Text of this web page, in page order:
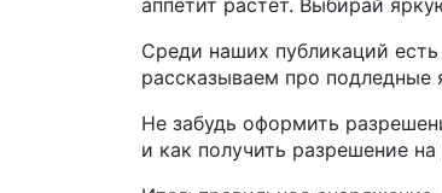
аппетит растёт. Выбирай
Среди наших публикаций
рассказываем про
Не забудь оформить
и как получить разрешение